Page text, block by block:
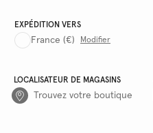
EXPÉDITION VERS
France (€) Modifier
LOCALISATEUR DE MAGASINS
Trouvez votre boutique